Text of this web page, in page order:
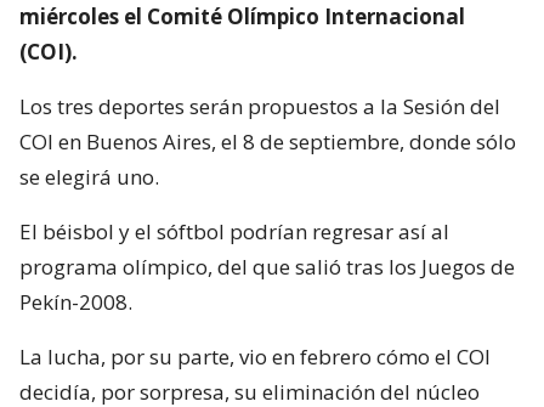
miércoles el Comité Olímpico Internacional
(COI).
Los tres deportes serán propuestos a la Sesión del
COI en Buenos Aires, el 8 de septiembre, donde sólo
se elegirá uno.
El béisbol y el sóftbol podrían regresar así al
programa olímpico, del que salió tras los Juegos de
Pekín-2008.
La lucha, por su parte, vio en febrero cómo el COI
decidía, por sorpresa, su eliminación del núcleo